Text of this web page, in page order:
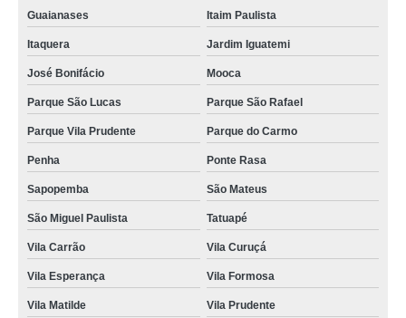
Guaianases Itaim Paulista
Itaquera Jardim Iguatemi
José Bonifácio Mooca
Parque São Lucas Parque São Rafael
Parque Vila Prudente Parque do Carmo
Penha Ponte Rasa
Sapopemba São Mateus
São Miguel Paulista Tatuapé
Vila Carrão Vila Curuçá
Vila Esperança Vila Formosa
Vila Matilde Vila Prudente